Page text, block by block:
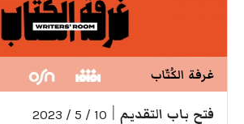
غرفة الكُتّاب
فتح باب التقديم 10 / 5 / 2023